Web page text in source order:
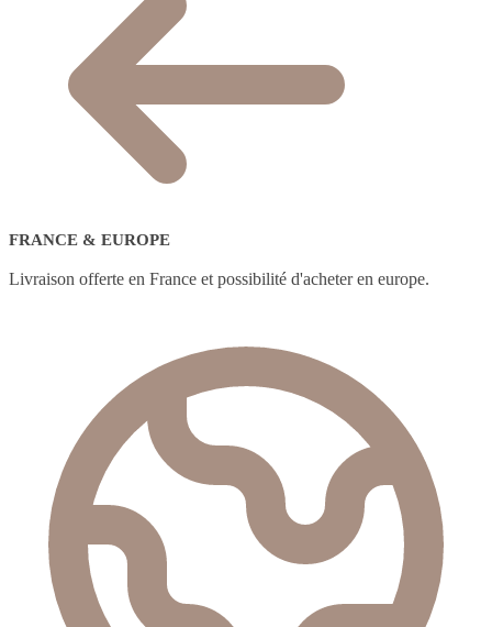
FRANCE & EUROPE
Livraison offerte en France et possibilité d'acheter en europe.